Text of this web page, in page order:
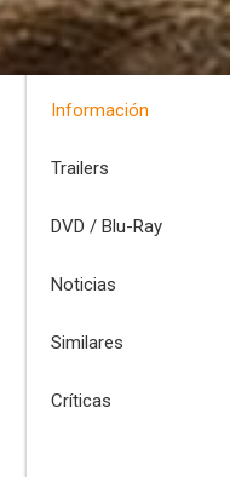
Información
Trailers
DVD / Blu-Ray
Noticias
Similares
Críticas